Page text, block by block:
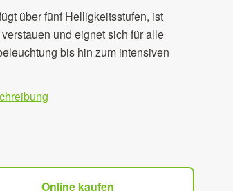
über fünf Helligkeitsstufen, ist
und eignet sich für alle
bis hin zum intensiven
Online kaufen